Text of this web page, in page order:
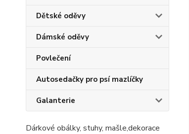
Dětské oděvy
Dámské oděvy
Povlečení
Autosedačky pro psí mazlíčky
Galanterie
Dárkové obálky, stuhy, mašle,dekorace